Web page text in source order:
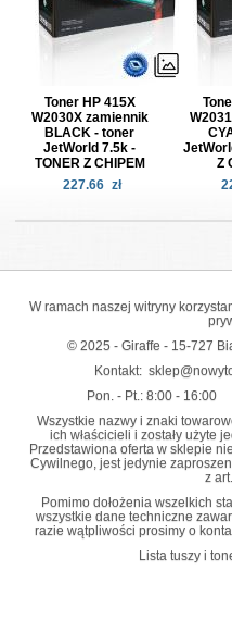
Toner HP 415X
W2030X zamiennik
BLACK - toner
JetWorld 7.5k -
TONER Z CHIPEM
227.66 zł
Z
W ramach naszej witryny
© 2025 - Giraffe - 15-727
Kontakt:
Pon. - Pt.: 8:00 - 16:00
Wszystkie nazwy i znaki
ich właścicieli i zostały użyte
Przedstawiona oferta w sklepie
Cywilnego, jest jedynie
z
Pomimo dołożenia wszelkich
wszystkie dane techniczne
razie wątpliwości prosimy o
Lista tuszy i